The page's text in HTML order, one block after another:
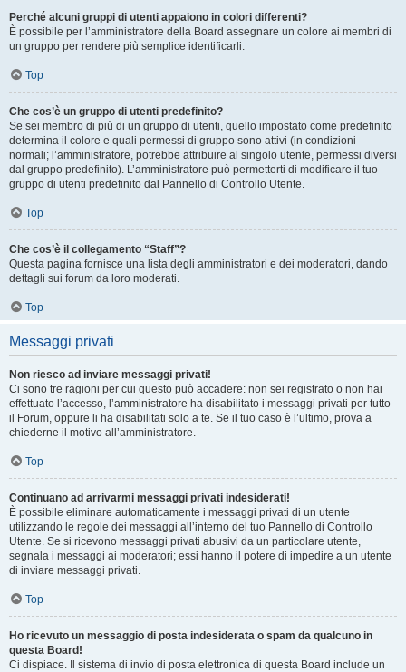
Perché alcuni gruppi di utenti appaiono in colori differenti?
È possibile per l’amministratore della Board assegnare un colore ai membri di
un gruppo per rendere più semplice identificarli.
Top
Che cos’è un gruppo di utenti predefinito?
Se sei membro di più di un gruppo di utenti, quello impostato come predefinito
determina il colore e quali permessi di gruppo sono attivi (in condizioni
normali; l’amministratore, potrebbe attribuire al singolo utente, permessi diversi
dal gruppo predefinito). L’amministratore può permetterti di modificare il tuo
gruppo di utenti predefinito dal Pannello di Controllo Utente.
Top
Che cos’è il collegamento “Staff”?
Questa pagina fornisce una lista degli amministratori e dei moderatori, dando
dettagli sui forum da loro moderati.
Top
Messaggi privati
Non riesco ad inviare messaggi privati!
Ci sono tre ragioni per cui questo può accadere: non sei registrato o non hai
effettuato l’accesso, l’amministratore ha disabilitato i messaggi privati per tutto
il Forum, oppure li ha disabilitati solo a te. Se il tuo caso è l’ultimo, prova a
chiederne il motivo all’amministratore.
Top
Continuano ad arrivarmi messaggi privati indesiderati!
È possibile eliminare automaticamente i messaggi privati ​​di un utente
utilizzando le regole dei messaggi all’interno del tuo Pannello di Controllo
Utente. Se si ricevono messaggi privati ​​abusivi da un particolare utente,
segnala i messaggi ai moderatori; essi hanno il potere di impedire a un utente
di inviare messaggi privati​​.
Top
Ho ricevuto un messaggio di posta indesiderata o spam da qualcuno in
questa Board!
Ci dispiace. Il sistema di invio di posta elettronica di questa Board include un